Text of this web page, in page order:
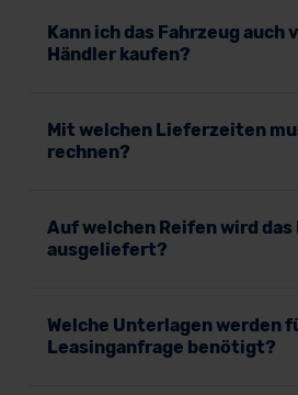
Kann ich das Fahrzeug auch
Händler kaufen?
Mit welchen Lieferzeiten
rechnen?
Auf welchen Reifen wird das
ausgeliefert?
Welche Unterlagen werden
Leasinganfrage benötigt?